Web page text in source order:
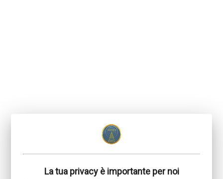
La tua privacy è importante per noi